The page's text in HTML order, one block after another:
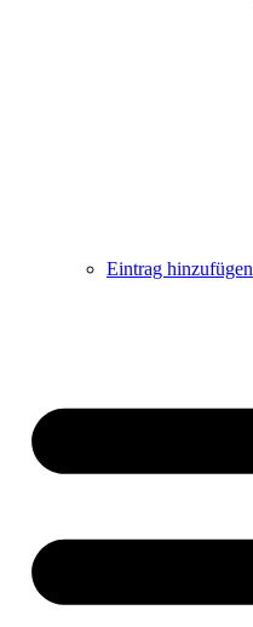
Eintrag hinzufügen